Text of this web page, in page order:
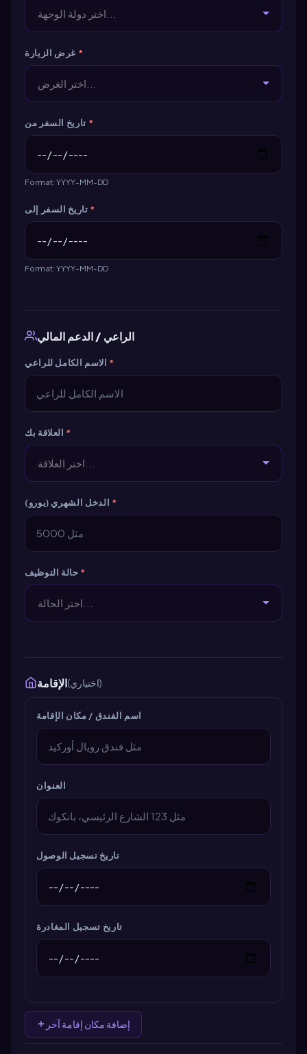
*
*
Format: YYYY-MM-DD
*
Format: YYYY-MM-DD
الراعي / الدعم المالي
*
*
*
*
الإقامة (اختياري)
اسم الفندق / مكان الإقامة
العنوان
تاريخ تسجيل الوصول
تاريخ تسجيل المغادرة
إضافة مكان إقامة آخر